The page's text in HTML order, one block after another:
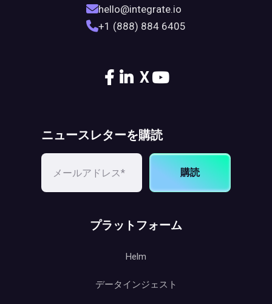
hello@integrate.io
+1 (888) 884 6405
X
ニュースレターを購読
購読
プラットフォーム
Helm
データインジェスト